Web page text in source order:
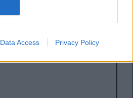
Data Access Privacy Policy